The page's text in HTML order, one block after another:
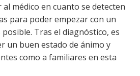
médico en cuanto se detecten
para poder empezar con un
Tras el diagnóstico, es
un buen estado de ánimo y
como a familiares en esta